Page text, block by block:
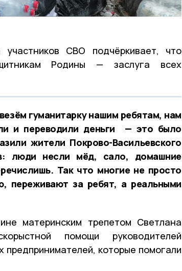
СВО подчёркивает, что
Родины — заслуга всех
гуманитарку нашим ребятам, нам
и переводили деньги — это было
жители Покрово-Васильевского
люди несли мёд, сало, домашние
Так что многие не просто
переживают за ребят, а реальными
материнским трепетом Светлана
помощи руководителей
предпринимателей, которые помогали